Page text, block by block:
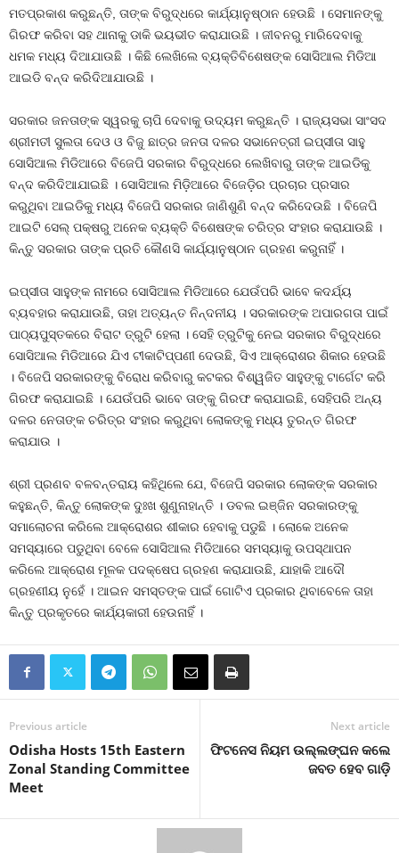
ମତପ୍ରକାଶ କରୁଛନ୍ତି, ତାଙ୍କ ବିରୁଦ୍ଧରେ କାର୍ଯ୍ୟାନୁଷ୍ଠାନ ହେଉଛି । ସେମାନଙ୍କୁ
ଗିରଫ କରିବା ସହ ଥାନାକୁ ଡାକି ଭୟଭୀତ କରାଯାଉଛି । ଜୀବନରୁ ମାରିଦେବାକୁ
ଧମକ ମଧ୍ୟ ଦିଆଯାଉଛି । କିଛି ଲେଖିଲେ ବ୍ୟକ୍ତିବିଶେଷଙ୍କ ସୋସିଆଲ ମିଡିଆ
ଆଇଡି ବନ୍ଦ କରିଦିଆଯାଉଛି ।
ସରକାର ଜନତାଙ୍କ ସ୍ୱରକୁ ଚାପି ଦେବାକୁ ଉଦ୍ୟମ କରୁଛନ୍ତି । ରାଜ୍ୟସଭା ସାଂସଦ
ଶ୍ରୀମତୀ ସୁଲତା ଦେଓ ଓ ବିଜୁ ଛାତ୍ର ଜନତା ଦଳର ସଭାନେତ୍ରୀ ଇପ୍ସୀତା ସାହୁ
ସୋସିଆଲ ମିଡିଆରେ ବିଜେପି ସରକାର ବିରୁଦ୍ଧରେ ଲେଖିବାରୁ ତାଙ୍କ ଆଇଡିକୁ
ବନ୍ଦ କରିଦିଆଯାଇଛି । ସୋସିଆଲ ମିଡ଼ିଆରେ ବିଜେଡ଼ିର ପ୍ରଚାର ପ୍ରସାର
କରୁଥିବା ଆଇଡିକୁ ମଧ୍ୟ ବିଜେପି ସରକାର ଜାଣିଶୁଣି ବନ୍ଦ କରିଦେଉଛି । ବିଜେପି
ଆଇଟି ସେଲ୍ ପକ୍ଷରୁ ଅନେକ ବ୍ୟକ୍ତି ବିଶେଷଙ୍କ ଚରିତ୍ର ସଂହାର କରାଯାଉଛି ।
କିନ୍ତୁ ସରକାର ତାଙ୍କ ପ୍ରତି କୌଣସି କାର୍ଯ୍ୟାନୁଷ୍ଠାନ ଗ୍ରହଣ କରୁନାହିଁ ।
ଇପ୍ସୀତା ସାହୁଙ୍କ ନାମରେ ସୋସିଆଲ ମିଡିଆରେ ଯେଉଁପରି ଭାବେ କଦର୍ଯ୍ୟ
ବ୍ୟବହାର କରାଯାଉଛି, ତାହା ଅତ୍ୟନ୍ତ ନିନ୍ଦନୀୟ । ସରକାରଙ୍କ ଅପାରଗତା ପାଇଁ
ପାଠ୍ୟପୁସ୍ତକରେ ବିରାଟ ତ୍ରୁଟି ହେଲା । ସେହି ତ୍ରୁଟିକୁ ନେଇ ସରକାର ବିରୁଦ୍ଧରେ
ସୋସିଆଲ ମିଡିଆରେ ଯିଏ ଟୀକାଟିପ୍ପଣୀ ଦେଉଛି, ସିଏ ଆକ୍ରୋଶର ଶିକାର ହେଉଛି
। ବିଜେପି ସରକାରଙ୍କୁ ବିରୋଧ କରିବାରୁ କଟକର ବିଶ୍ୱଜିତ ସାହୁଙ୍କୁ ଟାର୍ଗେଟ କରି
ଗିରଫ କରାଯାଇଛି । ଯେଉଁପରି ଭାବେ ତାଙ୍କୁ ଗିରଫ କରାଯାଇଛି, ସେହିପରି ଅନ୍ୟ
ଦଳର ନେତାଙ୍କ ଚରିତ୍ର ସଂହାର କରୁଥିବା ଲୋକଙ୍କୁ ମଧ୍ୟ ତୁରନ୍ତ ଗିରଫ
କରାଯାଉ ।
ଶ୍ରୀ ପ୍ରଣବ ବଳବନ୍ତରାୟ କହିଥିଲେ ଯେ, ବିଜେପି ସରକାର ଲୋକଙ୍କ ସରକାର
କହୁଛନ୍ତି, କିନ୍ତୁ ଲୋକଙ୍କ ଦୁଃଖ ଶୁଣୁନାହାନ୍ତି । ଡବଲ ଇଞ୍ଜିନ ସରକାରଙ୍କୁ
ସମାଲୋଚନା କରିଲେ ଆକ୍ରୋଶର ଶୀକାର ହେବାକୁ ପଡୁଛି । ଲୋକେ ଅନେକ
ସମସ୍ୟାରେ ପଡୁଥିବା ବେଳେ ସୋସିଆଲ ମିଡିଆରେ ସମସ୍ୟାକୁ ଉପସ୍ଥାପନ
କରିଲେ ଆକ୍ରୋଶ ମୂଳକ ପଦକ୍ଷେପ ଗ୍ରହଣ କରାଯାଉଛି, ଯାହାକି ଆଦୌ
ଗ୍ରହଣୀୟ ନୁହେଁ । ଆଇନ ସମସ୍ତଙ୍କ ପାଇଁ ଗୋଟିଏ ପ୍ରକାର ଥିବାବେଳେ ତାହା
କିନ୍ତୁ ପ୍ରକୃତରେ କାର୍ଯ୍ୟକାରୀ ହେଉନାହିଁ ।
Previous article
Odisha Hosts 15th Eastern
Zonal Standing Committee
Meet
Next article
ଫିଟନେସ ନିୟମ ଉଲ୍ଲଙ୍ଘନ କଲେ
ଜବତ ହେବ ଗାଡ଼ି